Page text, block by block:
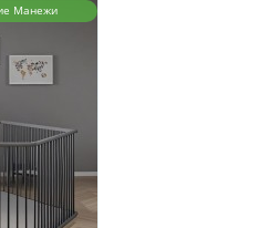
Манежи